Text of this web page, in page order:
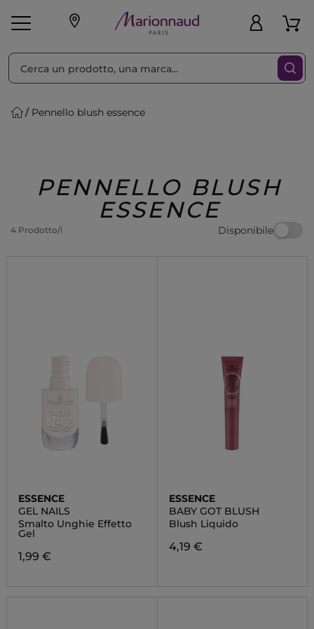
Make-up Profumi
Regalo
Pennello blush essence
PENNELLO BLUSH
ESSENCE
4 Prodotto/i Disponibile
Ordina per Filtra
ESSENCE
GEL NAILS
Smalto Unghie Effetto
Gel
1,99 €
ESSENCE
BABY GOT BLUSH
Blush Liquido
4,19 €